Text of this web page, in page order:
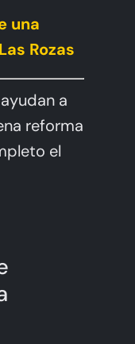
una
Rozas
a
reforma
el